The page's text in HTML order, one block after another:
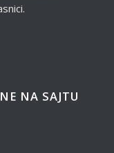
NA SAJTU